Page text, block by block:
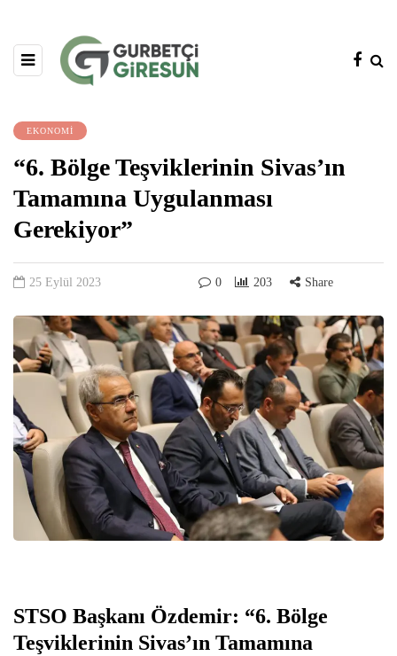
EKONOMİ
“6. Bölge Teşviklerinin Sivas’ın
Tamamına Uygulanması
Gerekiyor”
25 Eylül 2023 0 203 Share
STSO Başkanı Özdemir: “6. Bölge
Teşviklerinin Sivas’ın Tamamına